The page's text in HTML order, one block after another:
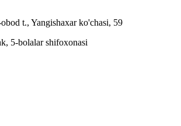
t., Yangishaxar ko'chasi, 59
5-bolalar shifoxonasi